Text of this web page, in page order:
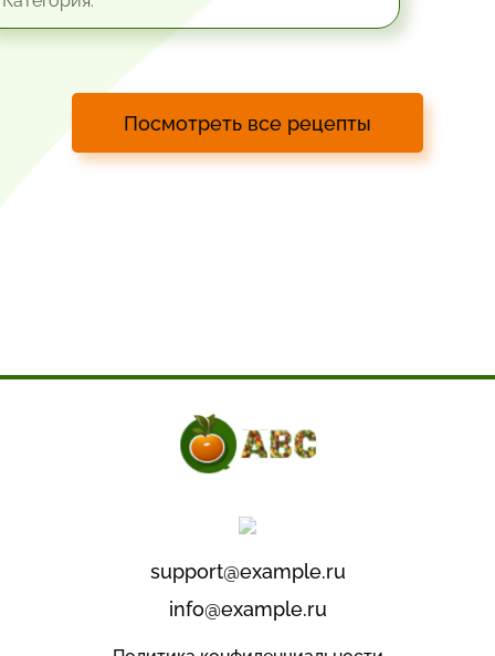
Посмотреть все рецепты
support@example.ru
info@example.ru